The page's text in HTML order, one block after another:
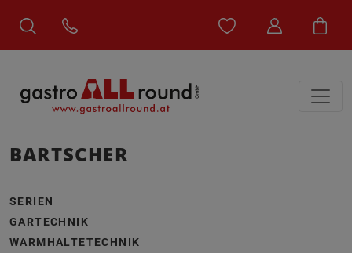
BARTSCHER
SERIEN
GARTECHNIK
WARMHALTETECHNIK